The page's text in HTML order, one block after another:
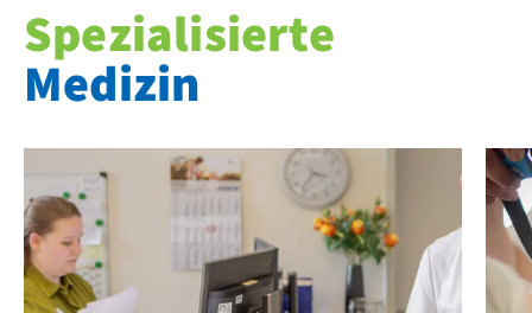
Spezialisierte
Medizin